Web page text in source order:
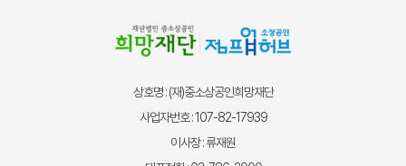
상호명 : (재)중소상공인희망재단
사업자번호 : 107-82-17939
이사장 : 류재원